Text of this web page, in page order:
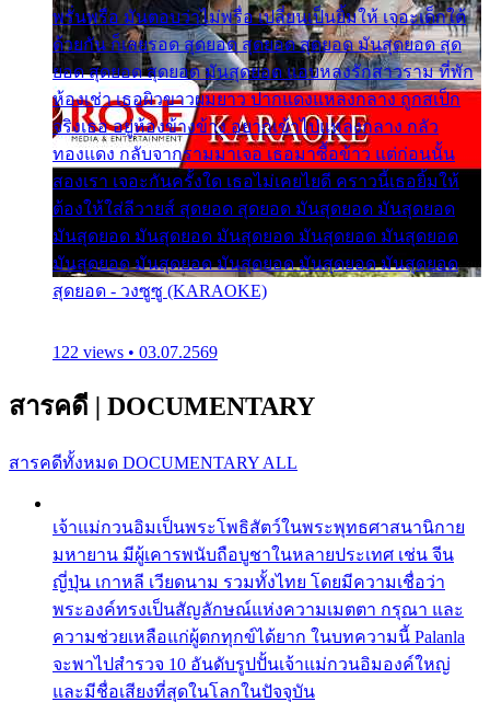
พรั่นพรือ มันตอบว่าไม่พรื่อ เปลี่ยนเป็นยิ้มให้ เจอะเด็กใต้
ด้วยกัน ก็เลยรอด สุดยอด สุดยอด สุดยอด มันสุดยอด สุด
ยอด สุดยอด สุดยอด มันสุดยอด แอบหลงรักสาวราม ที่พัก
ห้องเช่า เธอผิวขาวผมยาว ปากแดงแหลงกลาง ถูกสเป็ก
จริงเธอ อยู่ห้องข้างข้าง อยากเข้าไปแหลงกลาง กลัว
ทองแดง กลับจากรามมาเจอ เธอมาซื้อข้าว แต่ก่อนนั้น
สองเรา เจอะกันครั้งใด เธอไม่เคยไยดี คราวนี้เธอยิ้มให้
ต้องให้ใส่ลีวายส์ สุดยอด สุดยอด มันสุดยอด มันสุดยอด
มันสุดยอด มันสุดยอด มันสุดยอด มันสุดยอด มันสุดยอด
มันสุดยอด มันสุดยอด มันสุดยอด มันสุดยอด มันสุดยอด
สุดยอด - วงซูซู (KARAOKE)
122 views • 03.07.2569
สารคดี | DOCUMENTARY
สารคดีทั้งหมด DOCUMENTARY ALL
เจ้าแม่กวนอิมเป็นพระโพธิสัตว์ในพระพุทธศาสนานิกาย
มหายาน มีผู้เคารพนับถือบูชาในหลายประเทศ เช่น จีน
ญี่ปุ่น เกาหลี เวียดนาม รวมทั้งไทย โดยมีความเชื่อว่า
พระองค์ทรงเป็นสัญลักษณ์แห่งความเมตตา กรุณา และ
ความช่วยเหลือแก่ผู้ตกทุกข์ได้ยาก ในบทความนี้ Palanla
จะพาไปสำรวจ 10 อันดับรูปปั้นเจ้าแม่กวนอิมองค์ใหญ่
และมีชื่อเสียงที่สุดในโลกในปัจจุบัน